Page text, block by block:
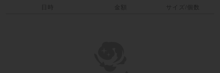
日時 金額 サイズ/個数